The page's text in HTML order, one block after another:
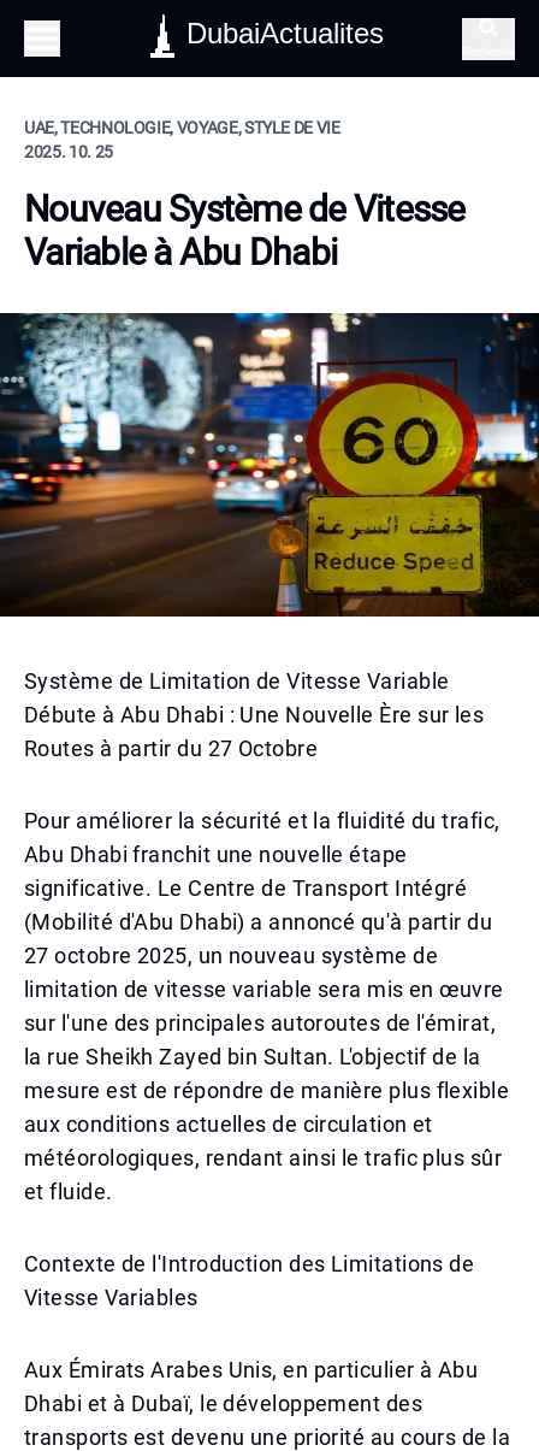
DubaiActualites
UAE, TECHNOLOGIE, VOYAGE, STYLE DE VIE
2025. 10. 25
Nouveau Système de Vitesse
Variable à Abu Dhabi
Système de Limitation de Vitesse Variable
Débute à Abu Dhabi : Une Nouvelle Ère sur les
Routes à partir du 27 Octobre
Pour améliorer la sécurité et la fluidité du trafic,
Abu Dhabi franchit une nouvelle étape
significative. Le Centre de Transport Intégré
(Mobilité d'Abu Dhabi) a annoncé qu'à partir du
27 octobre 2025, un nouveau système de
limitation de vitesse variable sera mis en œuvre
sur l'une des principales autoroutes de l'émirat,
la rue Sheikh Zayed bin Sultan. L'objectif de la
mesure est de répondre de manière plus flexible
aux conditions actuelles de circulation et
météorologiques, rendant ainsi le trafic plus sûr
et fluide.
Contexte de l'Introduction des Limitations de
Vitesse Variables
Aux Émirats Arabes Unis, en particulier à Abu
Dhabi et à Dubaï, le développement des
transports est devenu une priorité au cours de la